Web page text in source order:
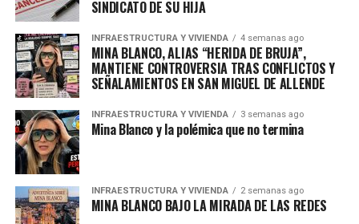
dificultades para responder a las nuevas demandas del
entorno productivo.
admin
SINDICATO DE SU HIJA
INFRAESTRUCTURA Y VIVIENDA 4 semanas ago
MINA BLANCO, ALIAS “HERIDA DE BRUJA”,
MANTIENE CONTROVERSIA TRAS CONFLICTOS Y
SEÑALAMIENTOS EN SAN MIGUEL DE ALLENDE
INFRAESTRUCTURA Y VIVIENDA 3 semanas ago
Mina Blanco y la polémica que no termina
INFRAESTRUCTURA Y VIVIENDA 2 semanas ago
MINA BLANCO BAJO LA MIRADA DE LAS REDES